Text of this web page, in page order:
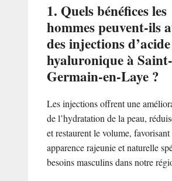
1. Quels bénéfices les
hommes peuvent-ils
des injections d’acide
hyaluronique à Saint-
Germain-en-Laye ?
Les injections offrent une
de l’hydratation de la peau,
et restaurent le volume, favorisant
apparence rajeunie et naturelle
besoins masculins dans notre